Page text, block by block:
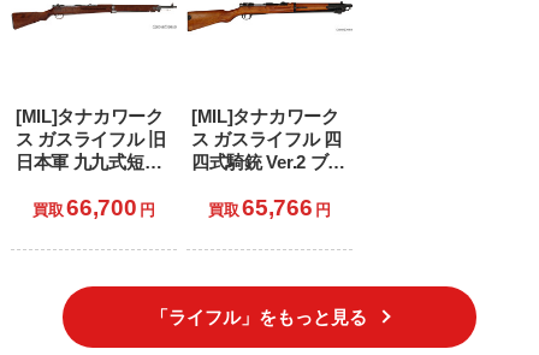
[MIL]タナカワーク
ス ガスライフル 旧
日本軍 九九式短小
鬼胡桃銃床仕様(お
ょうしよう) (18歳
買取 66,700 円
[MIL]タナカワーク
ス ガスライフル 四
四式騎銃 Ver.2 ブラ
様(おにぐるみじゅ
(18歳以上専用)
買取 65,766 円
「ライフル」をもっと見る